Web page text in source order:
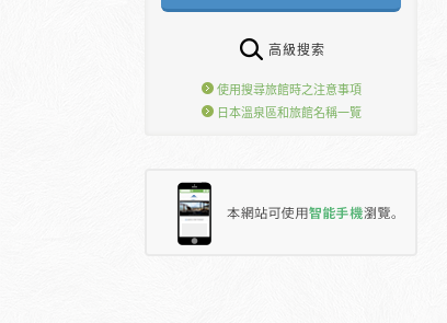
高級搜索
使用搜尋旅館時之注意事項
日本溫泉區和旅館名稱一覽